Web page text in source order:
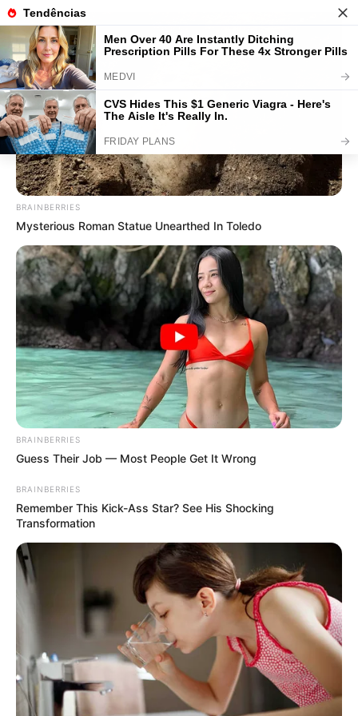
Como Fazer Casinha de Cachorro:
5 Passo a Passos Simples
BRAINBERRIES
Mysterious Roman Statue Unearthed In Toledo
BRAINBERRIES
Guess Their Job — Most People Get It Wrong
BRAINBERRIES
Remember This Kick-Ass Star? See His Shocking
Transformation
Save